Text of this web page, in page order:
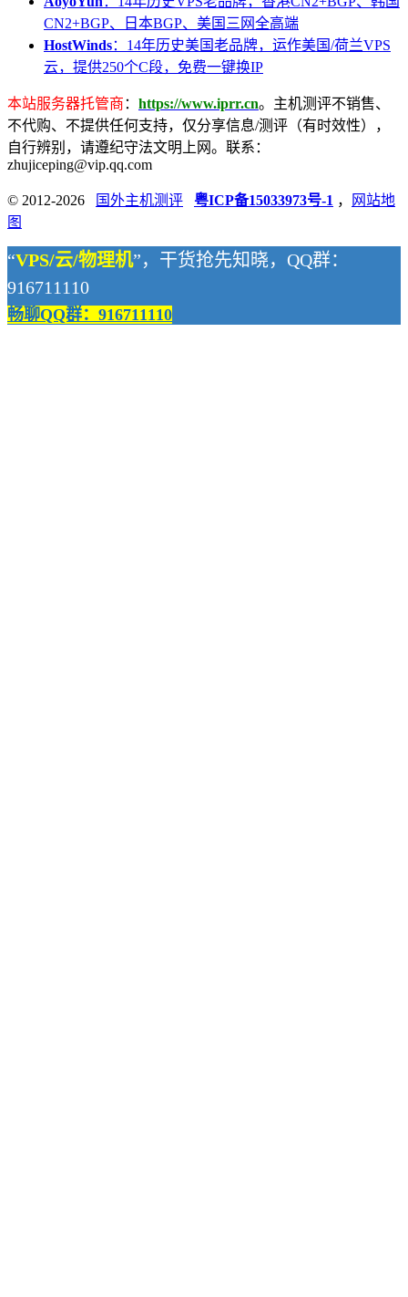
CN2+BGP、日本BGP、美国三网全高端
HostWinds：14年历史美国老品牌，运作美国/荷兰VPS
云，提供250个C段，免费一键换IP
本站服务器托管商 ： https://www.iprr.cn。主机测评不销售、
不代购、不提供任何支持，仅分享信息/测评（有时效性），
自行辨别，请遵纪守法文明上网。联系：
zhujiceping@vip.qq.com
© 2012-2026 国外主机测评 粤ICP备15033973号-1 ，
网站地
图
“VPS/云/物理机”，干货抢先知晓，QQ群：
916711110
畅聊QQ群：916711110